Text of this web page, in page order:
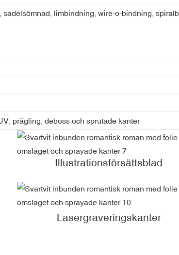
limbindning, wire-o-bindning,
prägling, deboss och sprutade kanter
Illustrationsförsättsblad
Lasergraveringskanter